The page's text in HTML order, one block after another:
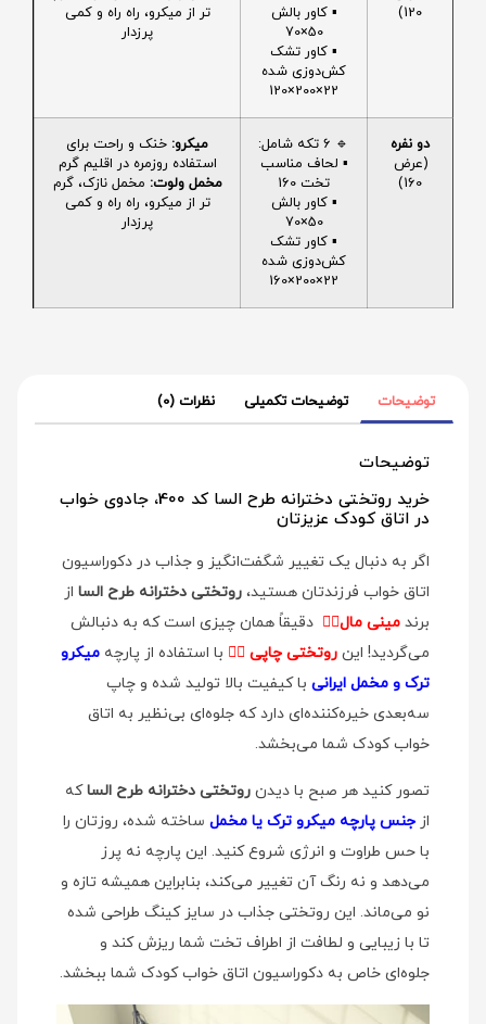
120)
▪️ کاور بالش
50×70
▪️ کاور تشک
کش‌دوزی شده
22×200×120
تر از میکرو، راه راه و کمی
پرزدار
دو نفره
(عرض
160)
🔹 6 تکه شامل:
▪️ لحاف مناسب
تخت 160
▪️ کاور بالش
50×70
▪️ کاور تشک
کش‌دوزی شده
22×200×160
میکرو: خنک و راحت برای
استفاده روزمره در اقلیم گرم
مخمل ولوت: مخمل نازک، گرم
تر از میکرو، راه راه و کمی
پرزدار
توضیحات توضیحات تکمیلی نظرات (0)
توضیحات
خرید روتختی دخترانه طرح السا کد 400، جادوی خواب
در اتاق کودک عزیزتان
اگر به دنبال یک تغییر شگفت‌انگیز و جذاب در دکوراسیون
اتاق خواب فرزندتان هستید، روتختی دخترانه طرح السا از
برند مینی مال👉🏻 دقیقاً همان چیزی است که به دنبالش
می‌گردید! این روتختی چاپی 👉🏻 با استفاده از پارچه میکرو
ترک و مخمل ایرانی با کیفیت بالا تولید شده و چاپ
سه‌بعدی خیره‌کننده‌ای دارد که جلوه‌ای بی‌نظیر به اتاق
خواب کودک شما می‌بخشد.
تصور کنید هر صبح با دیدن روتختی دخترانه طرح الساکه
از جنس پارچه میکرو ترک یا مخمل ساخته شده، روزتان را
با حس طراوت و انرژی شروع کنید. این پارچه نه پرز
می‌دهد و نه رنگ آن تغییر می‌کند، بنابراین همیشه تازه و
نو می‌ماند. این روتختی جذاب در سایز کینگ طراحی شده
تا با زیبایی و لطافت از اطراف تخت شما ریزش کند و
جلوه‌ای خاص به دکوراسیون اتاق خواب کودک شما ببخشد.